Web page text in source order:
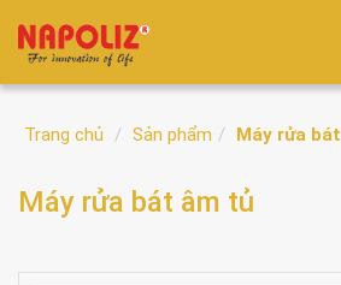
Trang chủ Sản phẩm Máy rửa bát
Máy rửa bát âm tủ